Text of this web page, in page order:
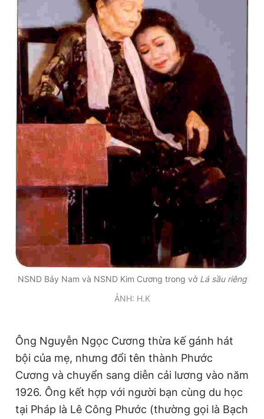
NSND Bảy Nam và NSND Kim Cương trong vở Lá sầu riêng
ẢNH: H.K
Ông Nguyễn Ngọc Cương thừa kế gánh hát
bội của mẹ, nhưng đổi tên thành Phước
Cương và chuyển sang diễn cải lương vào năm
1926. Ông kết hợp với người bạn cùng du học
tại Pháp là Lê Công Phước (thường gọi là Bạch